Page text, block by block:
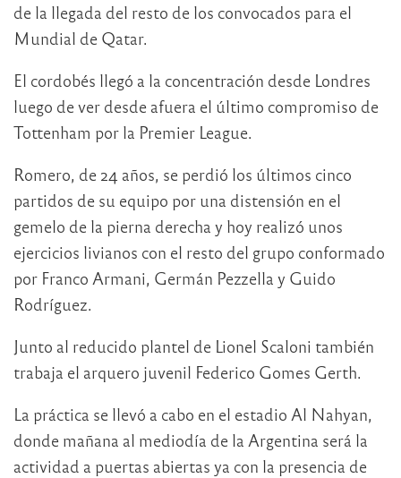
de la llegada del resto de los convocados para el
Mundial de Qatar.
El cordobés llegó a la concentración desde Londres
luego de ver desde afuera el último compromiso de
Tottenham por la Premier League.
Romero, de 24 años, se perdió los últimos cinco
partidos de su equipo por una distensión en el
gemelo de la pierna derecha y hoy realizó unos
ejercicios livianos con el resto del grupo conformado
por Franco Armani, Germán Pezzella y Guido
Rodríguez.
Junto al reducido plantel de Lionel Scaloni también
trabaja el arquero juvenil Federico Gomes Gerth.
La práctica se llevó a cabo en el estadio Al Nahyan,
donde mañana al mediodía de la Argentina será la
actividad a puertas abiertas ya con la presencia de